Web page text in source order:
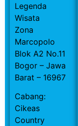
Legenda
Wisata
Zona
Marcopolo
Blok A2 No.11
Bogor – Jawa
Barat – 16967
Cabang:
Cikeas
Country